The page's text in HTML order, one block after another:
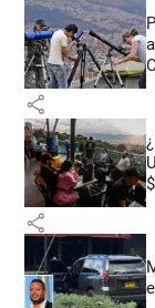
share
share